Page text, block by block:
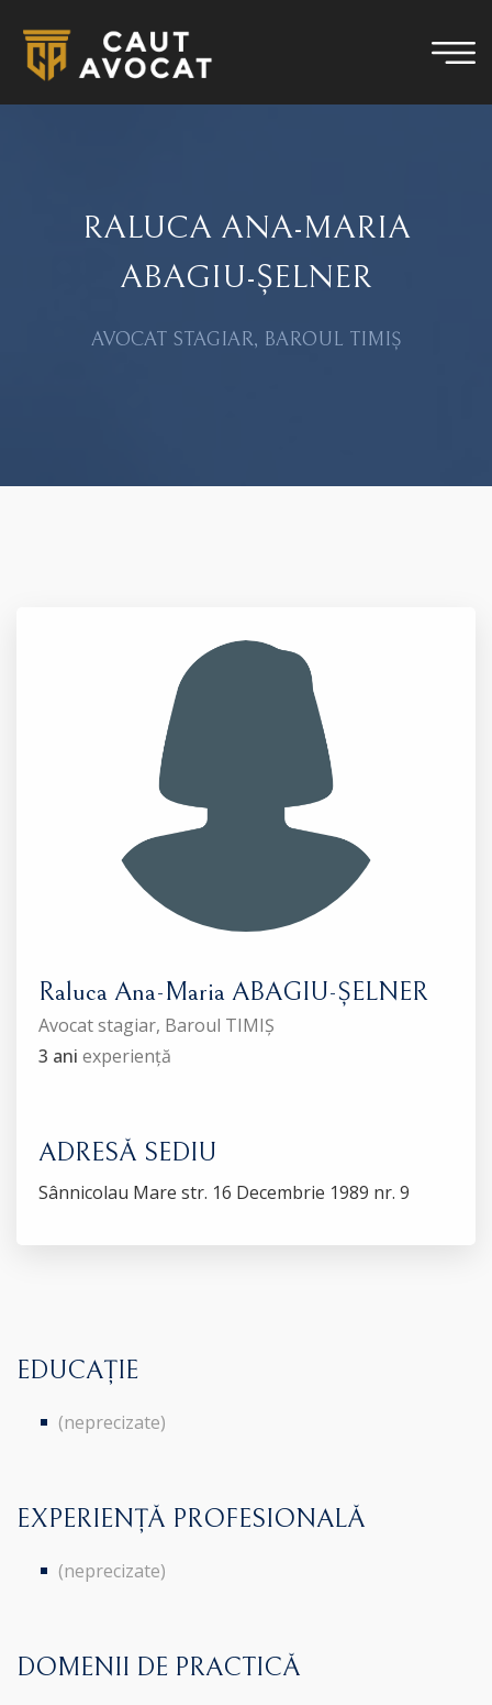
RALUCA ANA-MARIA
ABAGIU-ȘELNER
AVOCAT STAGIAR, BAROUL TIMIȘ
Raluca Ana-Maria ABAGIU-ȘELNER
Avocat stagiar, Baroul TIMIȘ
3 ani experiență
ADRESĂ SEDIU
Sânnicolau Mare str. 16 Decembrie 1989 nr. 9
EDUCAȚIE
(neprecizate)
EXPERIENȚĂ PROFESIONALĂ
(neprecizate)
DOMENII DE PRACTICĂ